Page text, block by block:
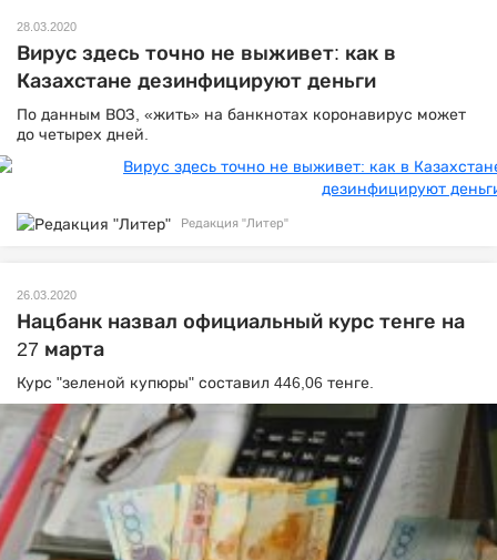
28.03.2020
Вирус здесь точно не выживет: как в
Казахстане дезинфицируют деньги
По данным ВОЗ, «жить» на банкнотах коронавирус может
до четырех дней.
Редакция "Литер"
26.03.2020
Нацбанк назвал официальный курс тенге на
27 марта
Курс "зеленой купюры" составил 446,06 тенге.